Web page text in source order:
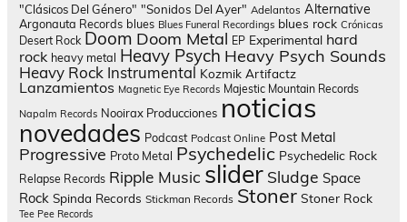
"Clásicos Del Género" "Sonidos Del Ayer" Adelantos Alternative
Argonauta Records blues Blues Funeral Recordings blues rock Crónicas
Desert Rock Doom Doom Metal EP Experimental hard
rock heavy metal Heavy Psych Heavy Psych Sounds
Heavy Rock Instrumental Kozmik Artifactz
Lanzamientos Magnetic Eye Records Majestic Mountain Records
Napalm Records Nooirax Producciones noticias
novedades Podcast Podcast Online Post Metal
Progressive Proto Metal Psychedelic Psychedelic Rock
Relapse Records Ripple Music slider Sludge Space
Rock Spinda Records Stickman Records Stoner Stoner Rock
Tee Pee Records